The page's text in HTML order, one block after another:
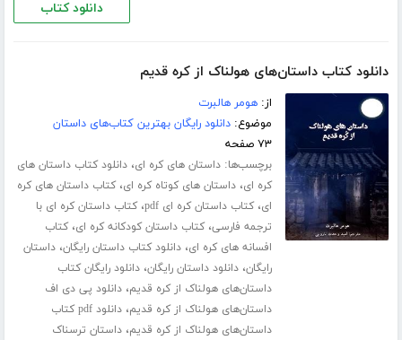
دانلود کتاب
دانلود کتاب داستان‌های هولناک از کره قدیم
از:هومر هالبرت
موضوع:دانلود رایگان بهترین کتاب‌های داستان
۷۳ صفحه
برچسب‌ها:داستان های کره ای،دانلود کتاب داستان های
کره ای،داستان های کوتاه کره ای،کتاب داستان های کره
ای،کتاب داستان کره ای pdf ،کتاب داستان کره ای با
ترجمه فارسی،کتاب داستان کودکانه کره ای،کتاب
افسانه های کره ای،دانلود کتاب داستان رایگان،داستان
رایگان،دانلود داستان رایگان،دانلود رایگان کتاب
داستان‌های هولناک از کره قدیم،دانلود پی دی اف
داستان‌های هولناک از کره قدیم،
دانلود pdf کتاب
داستان‌های هولناک از کره قدیم،داستان ترسناک